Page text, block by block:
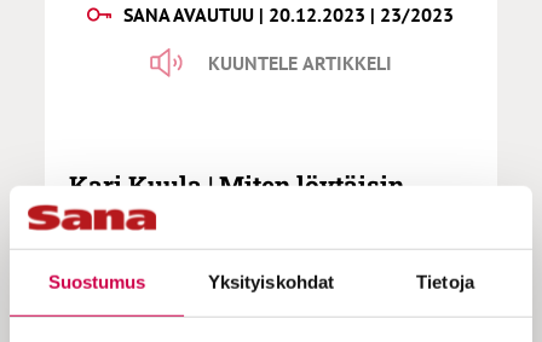
Suostumus Yksityiskohdat Tietoja
SANA AVAUTUU | 20.12.2023 | 23/2023
KUUNTELE ARTIKKELI
Kari Kuula | Miten löytäisin
selvyyttä uskonkysymyksiin?
Usko Jumalaan on vaikea laji. Vielä